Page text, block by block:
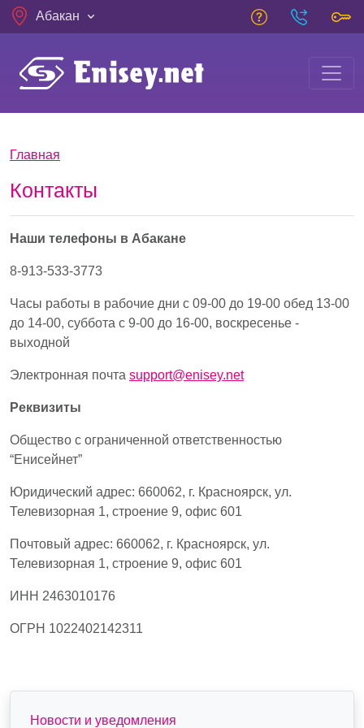
Skip to main content
Абакан
Breadcrumb
Главная
Контакты
Наши телефоны в Абакане
8-913-533-3773
Часы работы в рабочие дни с 09-00 до 19-00 обед 13-00
до 14-00, суббота с 9-00 до 16-00, воскресенье -
выходной
Электронная почта support@enisey.net
Реквизиты
Общество с ограниченной ответственностью
“Енисейнет”
Юридический адрес: 660062, г. Красноярск, ул.
Телевизорная 1, строение 9, офис 601
Почтовый адрес: 660062, г. Красноярск, ул.
Телевизорная 1, строение 9, офис 601
ИНН 2463010176
ОГРН 1022402142311
Правое подменю
Новости и уведомления